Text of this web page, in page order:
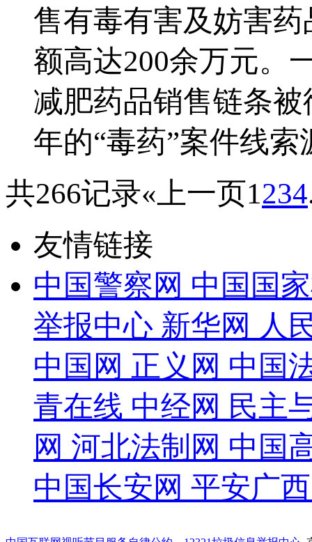
售有毒有害及妨害
额高达200余万元。
减肥药品销售链条
年的“毒药”案件线
共266记录«上一页1234
友情链接
中国警察网 中国国
举报中心 新华网 人
中国网 正义网 中国
青在线 中经网 民主
网 河北法制网 中国
中国长安网 平安广